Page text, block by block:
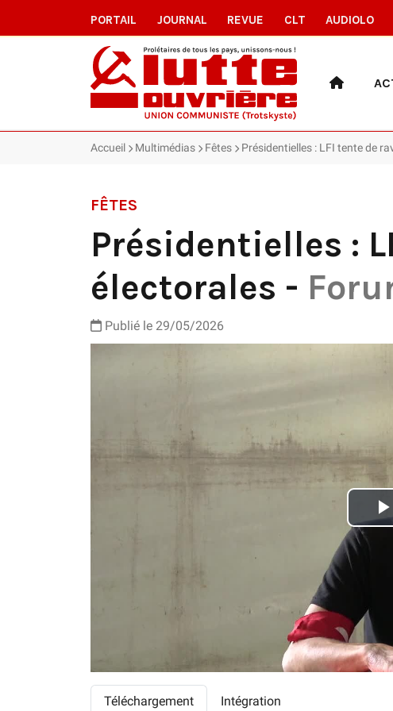
PORTAIL JOURNAL REVUE CLT AUDIOLO
Accueil Multimédias Fêtes Présidentielles : LFI tente de
FÊTES
Présidentielles :
électorales -
Publié le 29/05/2026
Téléchargement Intégration